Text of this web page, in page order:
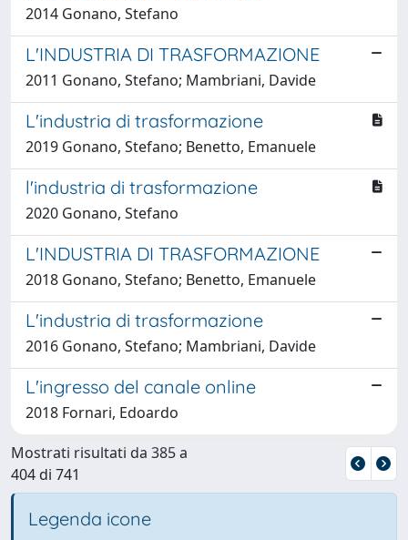
2014 Gonano, Stefano
L'INDUSTRIA DI TRASFORMAZIONE
2011 Gonano, Stefano; Mambriani, Davide
L'industria di trasformazione
2019 Gonano, Stefano; Benetto, Emanuele
l'industria di trasformazione
2020 Gonano, Stefano
L'INDUSTRIA DI TRASFORMAZIONE
2018 Gonano, Stefano; Benetto, Emanuele
L'industria di trasformazione
2016 Gonano, Stefano; Mambriani, Davide
L'ingresso del canale online
2018 Fornari, Edoardo
Mostrati risultati da 385 a
404 di 741
Legenda icone